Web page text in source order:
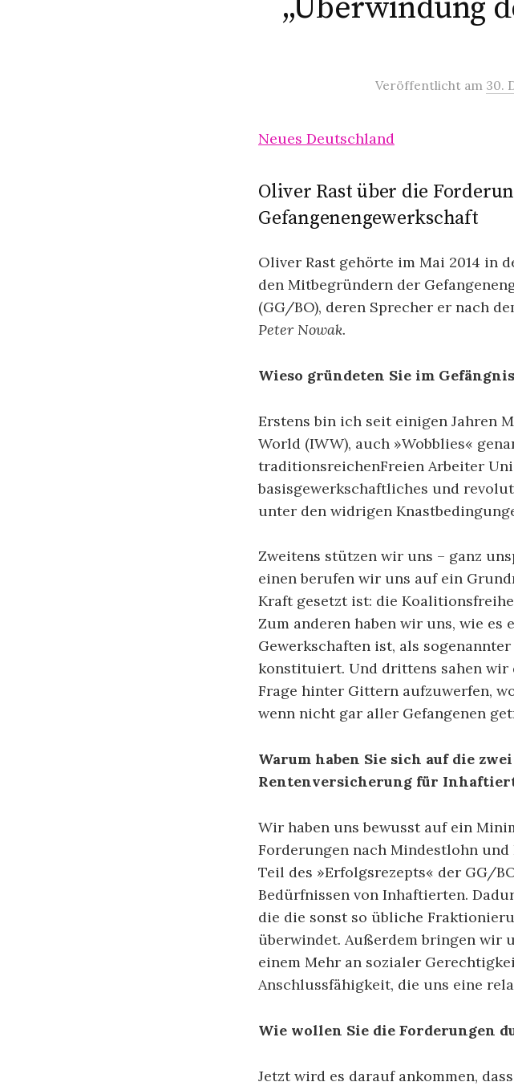
„Überwindung
Veröffentlicht am 30.
Neues Deutschland
Oliver Rast über die
Gefangenengewerkschaft
Oliver Rast gehörte im Mai 2014 in
den Mitbegründern der
(GG/BO), deren Sprecher er nach
Peter Nowak.
Wieso gründeten Sie im
Erstens bin ich seit einigen Jahren
World (IWW), auch »Wobblies«
traditionsreichenFreien Arbeiter
basisgewerkschaftliches und
unter den widrigen
Zweitens stützen wir uns – ganz
einen berufen wir uns auf ein
Kraft gesetzt ist: die
Zum anderen haben wir uns, wie es
Gewerkschaften ist, als
konstituiert. Und drittens sahen wir
Frage hinter Gittern aufzuwerfen,
wenn nicht gar aller Gefangenen
Warum haben Sie sich auf die
Rentenversicherung für
Wir haben uns bewusst auf ein
Forderungen nach Mindestlohn
Teil des »Erfolgsrezepts« der GG/
Bedürfnissen von Inhaftierten.
die die sonst so übliche
überwindet. Außerdem bringen wir
einem Mehr an sozialer
Anschlussfähigkeit, die uns eine
Wie wollen Sie die Forderungen
Jetzt wird es darauf ankommen,